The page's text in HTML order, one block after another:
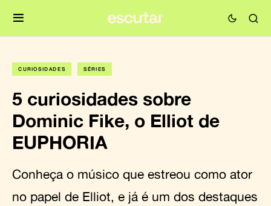
CURIOSIDADES SÉRIES
5 curiosidades sobre
Dominic Fike, o Elliot de
EUPHORIA
Conheça o músico que estreou como ator
no papel de Elliot, e já é um dos destaques